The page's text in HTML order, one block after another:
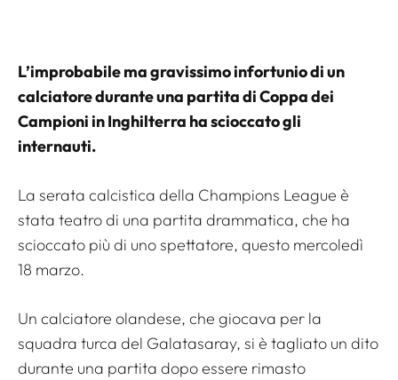
L’improbabile ma gravissimo infortunio di un
calciatore durante una partita di Coppa dei
Campioni in Inghilterra ha scioccato gli
internauti.
La serata calcistica della Champions League è
stata teatro di una partita drammatica, che ha
scioccato più di uno spettatore, questo mercoledì
18 marzo.
Un calciatore olandese, che giocava per la
squadra turca del Galatasaray, si è tagliato un dito
durante una partita dopo essere rimasto